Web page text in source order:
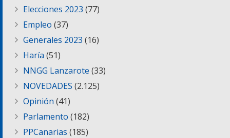
Elecciones 2023 (77)
Empleo (37)
Generales 2023 (16)
Haría (51)
NNGG Lanzarote (33)
NOVEDADES (2.125)
Opinión (41)
Parlamento (182)
PPCanarias (185)